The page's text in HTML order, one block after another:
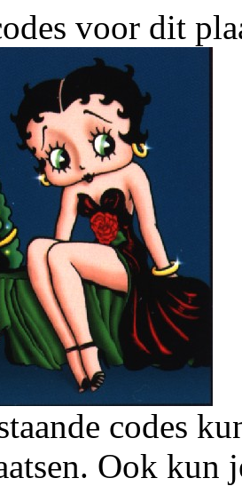
voor dit
codes
Ook kun